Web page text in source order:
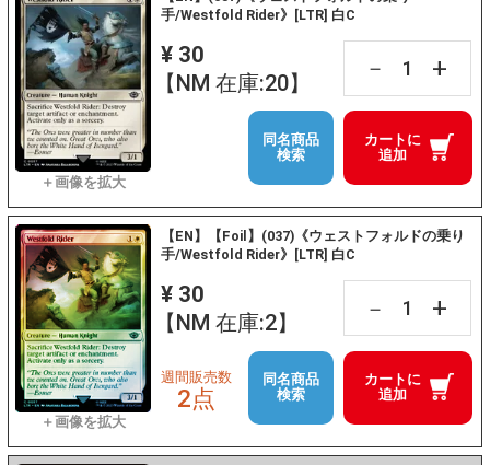
手/Westfold Rider》[LTR] 白C
¥ 30
【NM 在庫:20】
－ +
カートに
追加
同名商品
検索
【EN】【Foil】(037)《ウェストフォルドの乗り
手/Westfold Rider》[LTR] 白C
¥ 30
【NM 在庫:2】
－ +
カートに
追加
週間販売数
2点
同名商品
検索